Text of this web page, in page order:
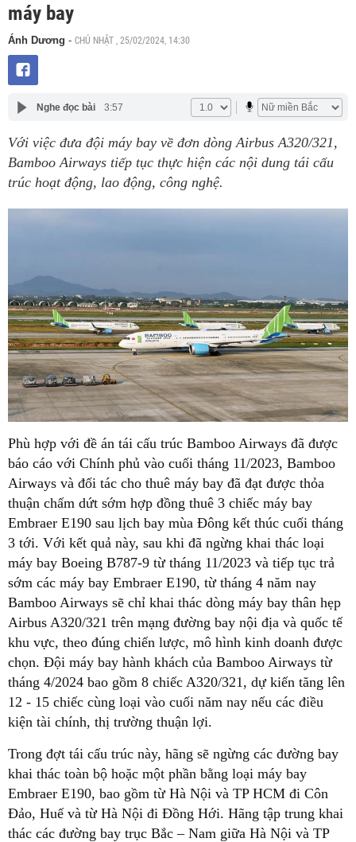
máy bay
Ánh Dương - CHỦ NHẬT , 25/02/2024, 14:30
Nghe đọc bài 3:57
Với việc đưa đội máy bay về đơn dòng Airbus A320/321,
Bamboo Airways tiếp tục thực hiện các nội dung tái cấu
trúc hoạt động, lao động, công nghệ.
Phù hợp với đề án tái cấu trúc Bamboo Airways đã được
báo cáo với Chính phủ vào cuối tháng 11/2023, Bamboo
Airways và đối tác cho thuê máy bay đã đạt được thỏa
thuận chấm dứt sớm hợp đồng thuê 3 chiếc máy bay
Embraer E190 sau lịch bay mùa Đông kết thúc cuối tháng
3 tới. Với kết quả này, sau khi đã ngừng khai thác loại
máy bay Boeing B787-9 từ tháng 11/2023 và tiếp tục trả
sớm các máy bay Embraer E190, từ tháng 4 năm nay
Bamboo Airways sẽ chỉ khai thác dòng máy bay thân hẹp
Airbus A320/321 trên mạng đường bay nội địa và quốc tế
khu vực, theo đúng chiến lược, mô hình kinh doanh được
chọn. Đội máy bay hành khách của Bamboo Airways từ
tháng 4/2024 bao gồm 8 chiếc A320/321, dự kiến tăng lên
12 - 15 chiếc cùng loại vào cuối năm nay nếu các điều
kiện tài chính, thị trường thuận lợi.
Trong đợt tái cấu trúc này, hãng sẽ ngừng các đường bay
khai thác toàn bộ hoặc một phần bằng loại máy bay
Embraer E190, bao gồm từ Hà Nội và TP HCM đi Côn
Đảo, Huế và từ Hà Nội đi Đồng Hới. Hãng tập trung khai
thác các đường bay trục Bắc – Nam giữa Hà Nội và TP